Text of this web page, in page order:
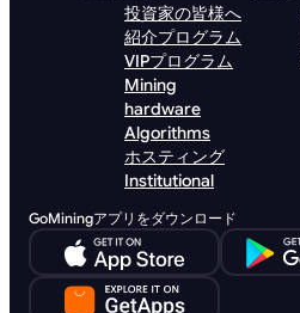
投資家の皆様へ
紹介プログラム
VIPプログラム
Mining
hardware
Algorithms
ホスティング
Institutional
GoMiningアプリをダウンロード